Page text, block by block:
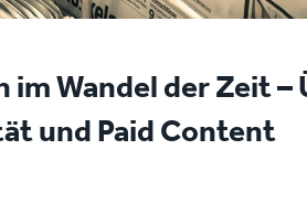
im Wandel der Zeit
und Paid Content